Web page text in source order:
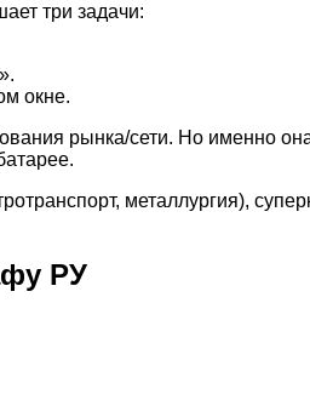
три задачи:
окне.
рынка/сети. Но именно
металлургия),
РУ